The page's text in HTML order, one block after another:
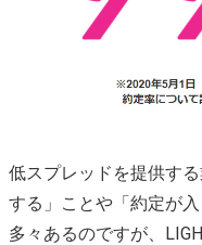
低スプレッドを提供す
する」ことや「約定が
多々あるのですが、